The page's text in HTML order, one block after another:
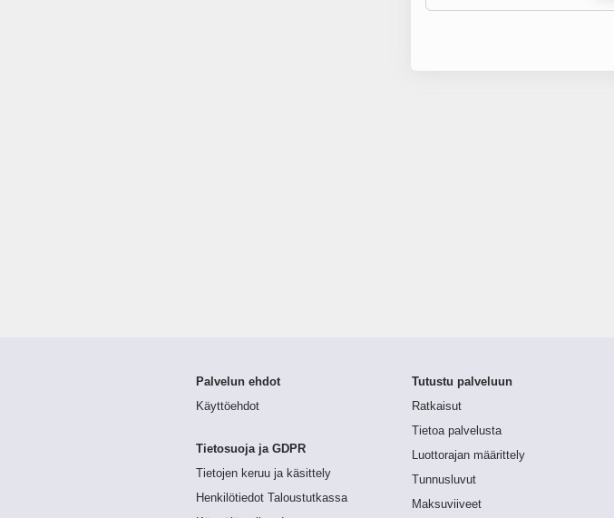
Palvelun ehdot
Käyttöehdot
Tietosuoja ja GDPR
Tietojen keruu ja käsittely
Henkilötiedot Taloustutkassa
Tutustu palveluun
Ratkaisut
Tietoa palvelusta
Luottorajan määrittely
Tunnusluvut
Maksuviiveet